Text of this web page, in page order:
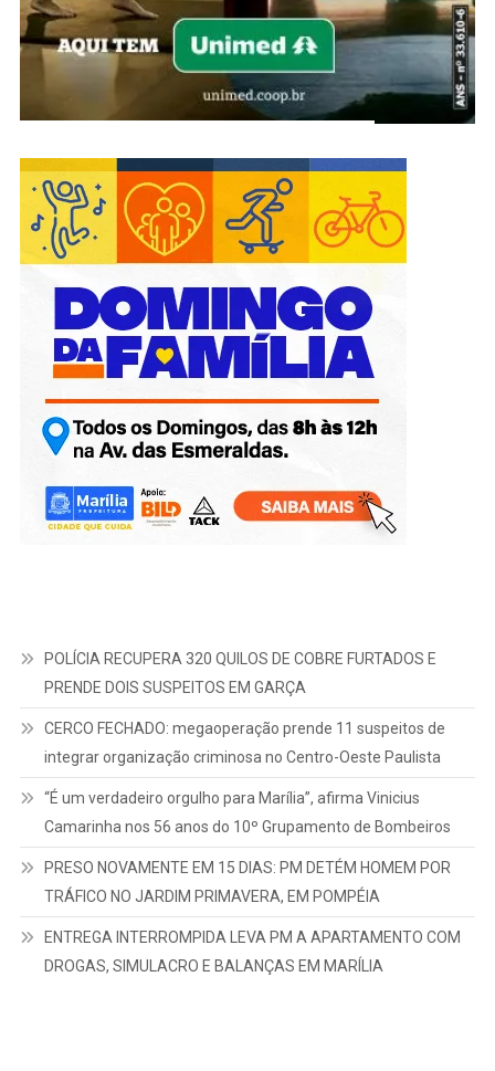
POLÍCIA RECUPERA 320 QUILOS DE COBRE FURTADOS E
PRENDE DOIS SUSPEITOS EM GARÇA
CERCO FECHADO: megaoperação prende 11 suspeitos de
integrar organização criminosa no Centro-Oeste Paulista
“É um verdadeiro orgulho para Marília”, afirma Vinicius
Camarinha nos 56 anos do 10º Grupamento de Bombeiros
PRESO NOVAMENTE EM 15 DIAS: PM DETÉM HOMEM POR
TRÁFICO NO JARDIM PRIMAVERA, EM POMPÉIA
ENTREGA INTERROMPIDA LEVA PM A APARTAMENTO COM
DROGAS, SIMULACRO E BALANÇAS EM MARÍLIA